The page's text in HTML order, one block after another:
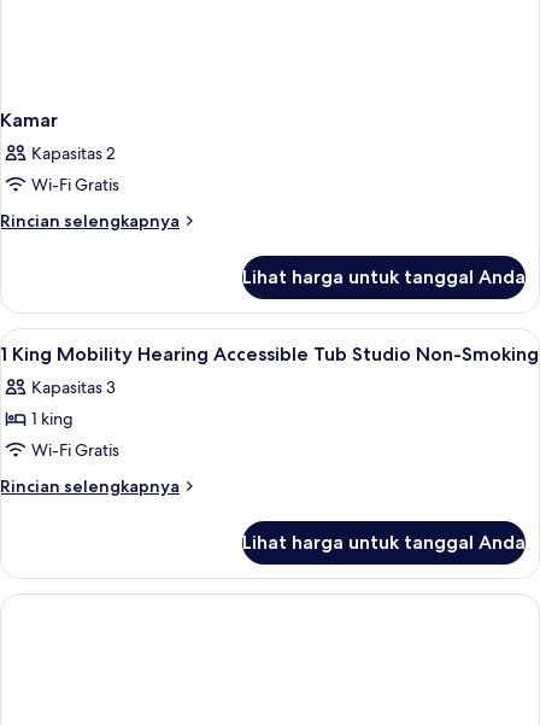
Kamar
Kapasitas 2
Wi-Fi Gratis
Rincian selengkapnya
Rincian
Kamar
Lihat harga untuk tanggal Anda
Lihat
semua
foto
untuk
1
King
Accessible
Tub
Studio
Brankas, meja kerja, ruang kerja
11
1 King Mobility Hearing Accessible Tub Studio Non-Smoking
Kapasitas 3
1 king
Wi-Fi Gratis
Rincian selengkapnya
Rincian
1
King
Mobility
Lihat harga untuk tanggal Anda